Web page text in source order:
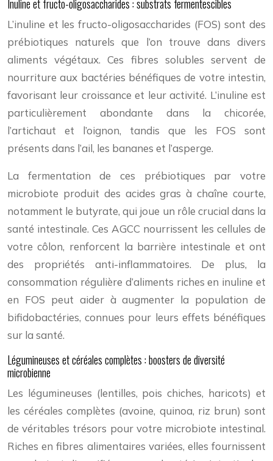
Inuline et fructo-oligosaccharides : substrats fermentescibles
L’inuline et les fructo-oligosaccharides (FOS) sont des
prébiotiques naturels que l’on trouve dans divers
aliments végétaux. Ces fibres solubles servent de
nourriture aux bactéries bénéfiques de votre intestin,
favorisant leur croissance et leur activité. L’inuline est
particulièrement abondante dans la chicorée,
l’artichaut et l’oignon, tandis que les FOS sont
présents dans l’ail, les bananes et l’asperge.
La fermentation de ces prébiotiques par votre
microbiote produit des acides gras à chaîne courte,
notamment le butyrate, qui joue un rôle crucial dans la
santé intestinale. Ces AGCC nourrissent les cellules de
votre côlon, renforcent la barrière intestinale et ont
des propriétés anti-inflammatoires. De plus, la
consommation régulière d’aliments riches en inuline et
en FOS peut aider à augmenter la population de
bifidobactéries, connues pour leurs effets bénéfiques
sur la santé.
Légumineuses et céréales complètes : boosters de diversité
microbienne
Les légumineuses (lentilles, pois chiches, haricots) et
les céréales complètes (avoine, quinoa, riz brun) sont
de véritables trésors pour votre microbiote intestinal.
Riches en fibres alimentaires variées, elles fournissent